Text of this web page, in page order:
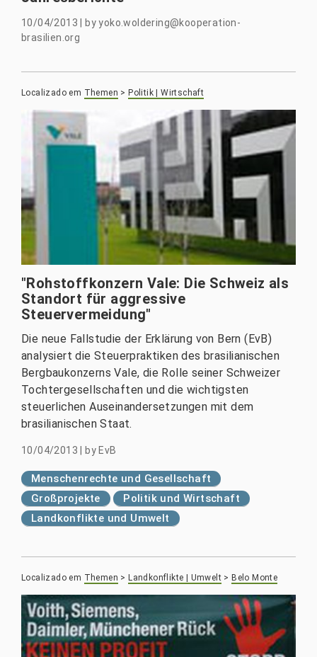
10/04/2013 byyoko.woldering@kooperation-
brasilien.org
Localizado em Themen > Politik | Wirtschaft
"Rohstoffkonzern Vale: Die Schweiz als
Standort für aggressive
Steuervermeidung"
Die neue Fallstudie der Erklärung von Bern (EvB)
analysiert die Steuerpraktiken des brasilianischen
Bergbaukonzerns Vale, die Rolle seiner Schweizer
Tochtergesellschaften und die wichtigsten
steuerlichen Auseinandersetzungen mit dem
brasilianischen Staat.
10/04/2013 by EvB
Menschenrechte und Gesellschaft
Großprojekte
Politik und Wirtschaft
Landkonflikte und Umwelt
Localizado em Themen > Landkonflikte | Umwelt > Belo Monte